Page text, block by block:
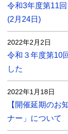
令和3年度第11
(2月24日)
2022年2月2日
令和３年度第10
した
2022年1月18日
【開催延期のお
ナー」について